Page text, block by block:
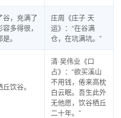
谷，充满了
多得很，
。
庄周《庄子 天
运》：“在谷满
仓，在坑满坑。”
饮谷。
清·吴伟业《口
占》：“欲买溪山
不用钱，倦来高枕
白云眠。吾生此外
无他愿，饮谷栖丘
二十年。”